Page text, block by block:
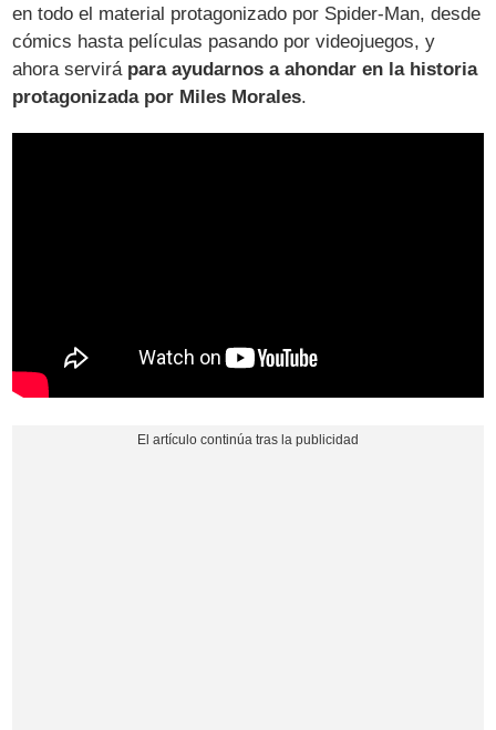
en todo el material protagonizado por Spider-Man, desde
cómics hasta películas pasando por videojuegos, y
ahora servirá para ayudarnos a ahondar en la historia
protagonizada por Miles Morales.